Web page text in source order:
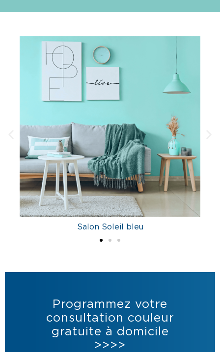
Salon Soleil bleu
Programmez votre
consultation couleur
gratuite à domicile
>>>>